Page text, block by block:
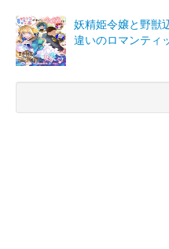
妖精姫令嬢と野獣
違いのロマンティ